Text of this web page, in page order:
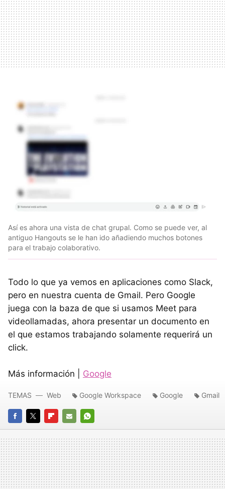
Así es ahora una vista de chat grupal. Como se puede ver, al
antiguo Hangouts se le han ido añadiendo muchos botones
para el trabajo colaborativo.
Todo lo que ya vemos en aplicaciones como Slack,
pero en nuestra cuenta de Gmail. Pero Google
juega con la baza de que si usamos Meet para
videollamadas, ahora presentar un documento en
el que estamos trabajando solamente requerirá un
click.
Más información | Google
FACEBOOK
TWITTERFLIPBOARD
E-
MAIL
WHATSAPP
TEMAS Web Google Workspace Google Gmail